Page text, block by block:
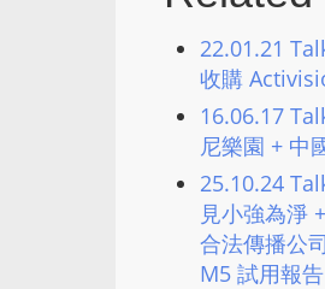
22.01.21
收購
16.06.17
尼樂園 + 中
25.10.24
見小強為淨
合法傳播公
M5 試用報